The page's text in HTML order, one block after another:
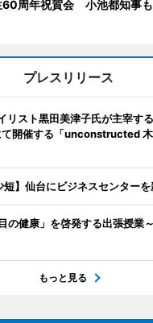
60周年祝賀会 小池都知事
プレスリリース
リスト黒田美津子氏が主宰す
て開催する「unconstructed
短】仙台にビジネスセンター
の健康」を啓発する出張授業
もっと見る